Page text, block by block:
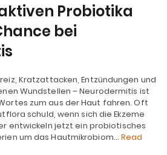
Probiotika
bei
Kratzattacken, Entzündungen und
Wundstellen – Neurodermitis ist
zum aus der Haut fahren. Oft
schuld, wenn sich die Ekzeme
entwickeln jetzt ein probiotisches
um das Hautmikrobiom… Read